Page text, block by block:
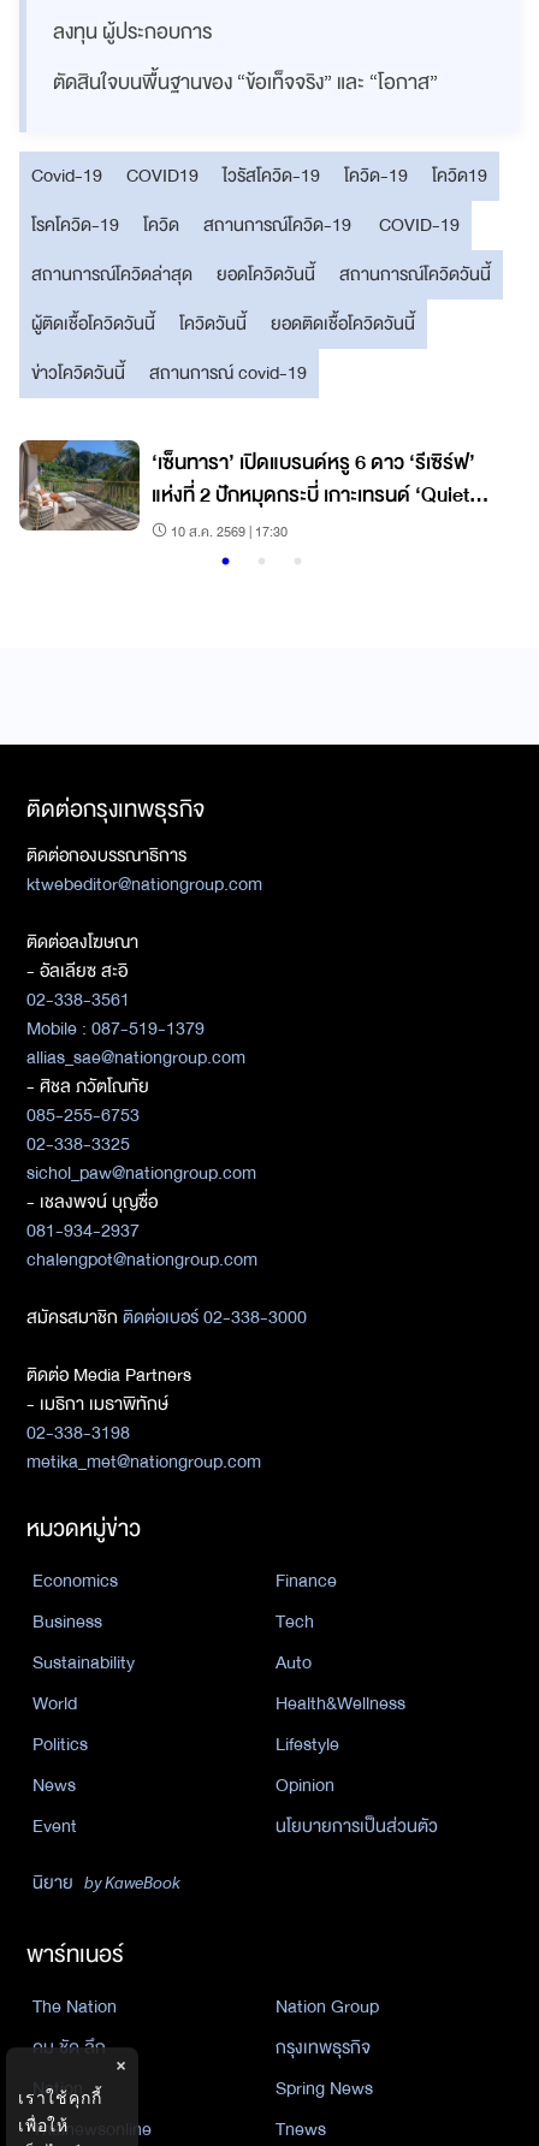
ลงทุน ผู้ประกอบการ
ตัดสินใจบนพื้นฐานของ “ข้อเท็จจริง” และ “โอกาส”
Covid-19 COVID19 ไวรัสโควิด-19 โควิด-19
โควิด19
โรคโควิด-19
โควิด สถานการณ์โควิด-19
COVID-19
สถานการณ์โควิดล่าสุด
ยอดโควิดวันนี้
สถานการณ์โควิดวันนี้
ผู้ติดเชื้อโควิดวันนี้
โควิดวันนี้
ยอดติดเชื้อโควิดวันนี้
ข่าวโควิดวันนี้
สถานการณ์ covid-19
‘เซ็นทารา’ เปิดแบรนด์หรู 6 ดาว ‘รีเซิร์ฟ’
แห่งที่ 2 ปักหมุดกระบี่ เกาะเทรนด์ ‘Quiet
Luxury’ โตแรง
10 ส.ค. 2569 | 17:30
ติดต่อกรุงเทพธุรกิจ
ติดต่อกองบรรณาธิการ
ktwebeditor@nationgroup.com
ติดต่อลงโฆษณา
- อัลเลียซ สะอิ
02-338-3561
Mobile : 087-519-1379
allias_sae@nationgroup.com
- ศิชล ภวัตโณทัย
085-255-6753
02-338-3325
sichol_paw@nationgroup.com
- เชลงพจน์ บุญซื่อ
081-934-2937
chalengpot@nationgroup.com
สมัครสมาชิกติดต่อเบอร์ 02-338-3000
ติดต่อ Media Partners
- เมธิกา เมธาพิทักษ์
02-338-3198
metika_met@nationgroup.com
หมวดหมู่ข่าว
Economics
Finance
Business
Tech
Sustainability
Auto
World
Health&Wellness
Politics
Lifestyle
News
Opinion
Event
นโยบายการเป็นส่วนตัว
นิยาย by KaweBook
พาร์ทเนอร์
The Nation
Nation Group
คม ชัด ลึก
กรุงเทพธุรกิจ
Nation
Spring News
Thainewsonline
Tnews
×
เราใช้คุกกี้
เพื่อให้